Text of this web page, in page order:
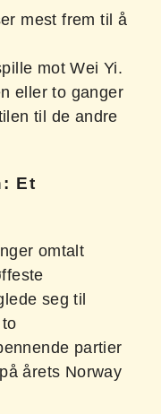
mest frem til å
mot Wei Yi.
eller to ganger
til de andre
Et
omtalt
seg til
partier
årets Norway